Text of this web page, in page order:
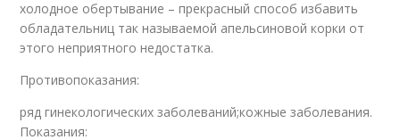
холодное обертывание – прекрасный способ избавить
обладательниц так называемой апельсиновой корки от
этого неприятного недостатка.
Противопоказания:
ряд гинекологических заболеваний;кожные заболевания.
Показания: